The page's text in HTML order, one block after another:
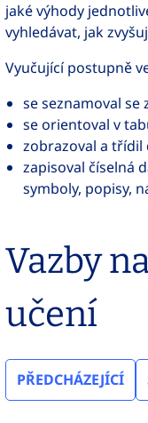
jaké výhody
vyhledávat, jak
Vyučující postupně
se seznamoval
se orientoval v
zobrazoval a třídil
zapisoval číselná
symboly, popisy,
Vazby
učení
PŘEDCHÁZEJÍCÍ